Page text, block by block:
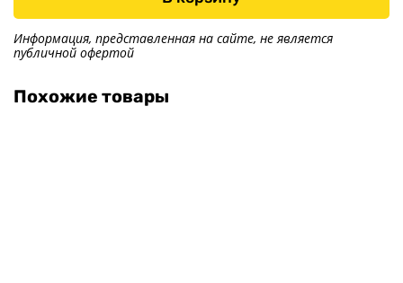
Информация, представленная на сайте, не является
публичной офертой
Похожие товары